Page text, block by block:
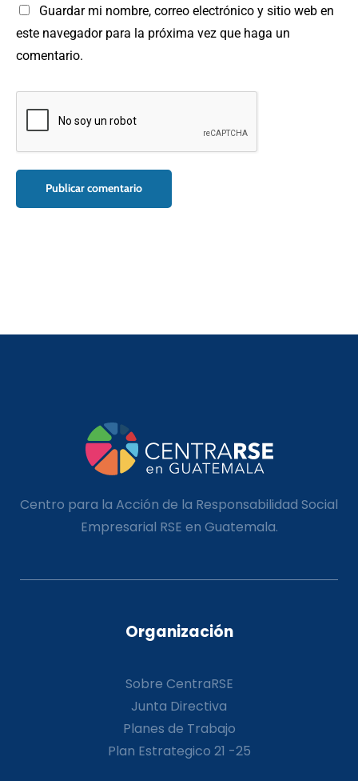
Guardar mi nombre, correo electrónico y sitio web en
este navegador para la próxima vez que haga un
comentario.
Centro para la Acción de la Responsabilidad Social
Empresarial RSE en Guatemala.
Organización
Sobre CentraRSE
Junta Directiva
Planes de Trabajo
Plan Estrategico 21 -25